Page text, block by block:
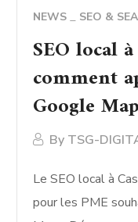
NEWS SEO &
SEO local
comment
Google
By TSG-
Le SEO local à
pour les PME